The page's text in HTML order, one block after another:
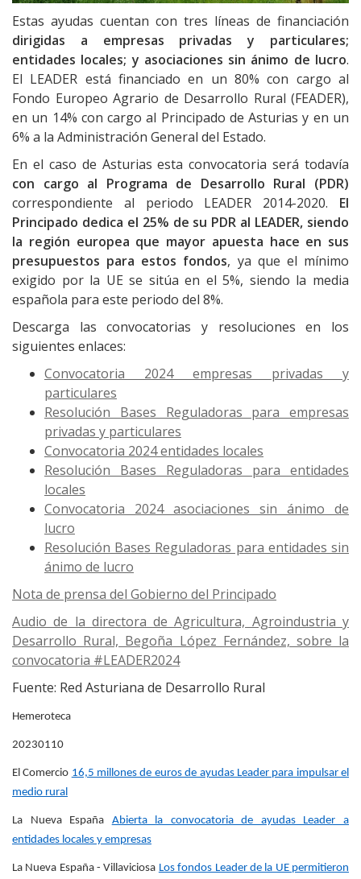
Estas ayudas cuentan con tres líneas de financiación
dirigidas a empresas privadas y particulares;
entidades locales; y asociaciones sin ánimo de lucro.
El LEADER está financiado en un 80% con cargo al
Fondo Europeo Agrario de Desarrollo Rural (FEADER),
en un 14% con cargo al Principado de Asturias y en un
6% a la Administración General del Estado.
En el caso de Asturias esta convocatoria será todavía
con cargo al Programa de Desarrollo Rural (PDR)
correspondiente al periodo LEADER 2014-2020. El
Principado dedica el 25% de su PDR al LEADER, siendo
la región europea que mayor apuesta hace en sus
presupuestos para estos fondos, ya que el mínimo
exigido por la UE se sitúa en el 5%, siendo la media
española para este periodo del 8%.
Descarga las convocatorias y resoluciones en los
siguientes enlaces:
Convocatoria 2024 empresas privadas y
particulares
Resolución Bases Reguladoras para empresas
privadas y particulares
Convocatoria 2024 entidades locales
Resolución Bases Reguladoras para entidades
locales
Convocatoria 2024 asociaciones sin ánimo de
lucro
Resolución Bases Reguladoras para entidades sin
ánimo de lucro
Nota de prensa del Gobierno del Principado
Audio de la directora de Agricultura, Agroindustria y
Desarrollo Rural, Begoña López Fernández, sobre la
convocatoria #LEADER2024
Fuente: Red Asturiana de Desarrollo Rural
Hemeroteca
20230110
El Comercio 16,5 millones de euros de ayudas Leader para impulsar el
medio rural
La Nueva España Abierta la convocatoria de ayudas Leader a
entidades locales y empresas
La Nueva España - Villaviciosa Los fondos Leader de la UE permitieron